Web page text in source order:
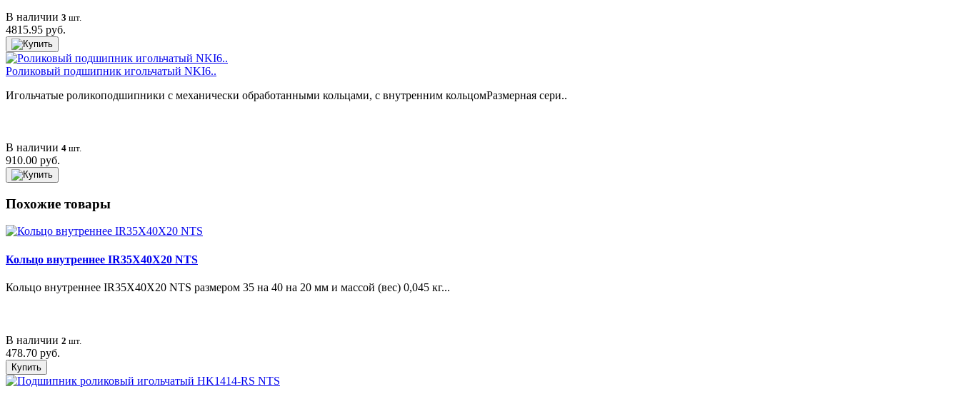
В наличии 3 шт.
4815.95 руб.
Роликовый подшипник игольчатый NKI6..
Игольчатые роликоподшипники с механически обработанными кольцами, с внутренним кольцомРазмерная сери..
В наличии 4 шт.
910.00 руб.
Похожие товары
Кольцо внутреннее IR35X40X20 NTS
Кольцо внутреннее IR35X40X20 NTS размером 35 на 40 на 20 мм и массой (вес) 0,045 кг...
В наличии 2 шт.
478.70 руб.
Купить